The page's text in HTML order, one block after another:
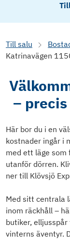
Till salu
Katrinavägen
–
Här bor du i en
kostnader ingår i
med ett läge
utanför dörren.
ner till Klövsjö
Med sitt centrala
inom räckhåll –
butiker,
vinterns äventyr.